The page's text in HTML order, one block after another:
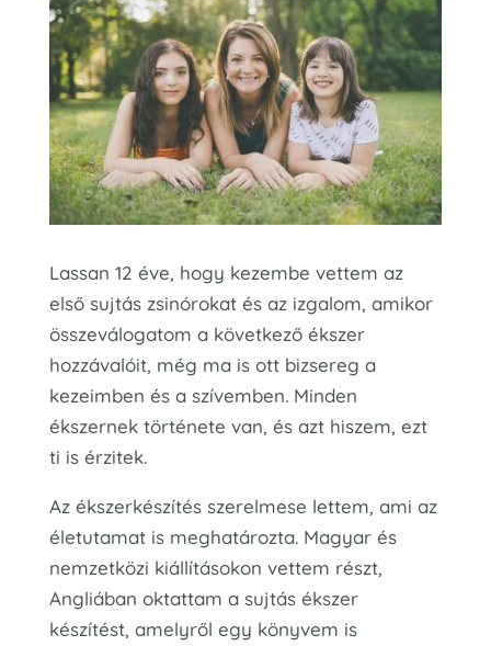
Lassan 12 éve, hogy kezembe vettem az
első sujtás zsinórokat és az izgalom, amikor
összeválogatom a következő ékszer
hozzávalóit, még ma is ott bizsereg a
kezeimben és a szívemben. Minden
ékszernek története van, és azt hiszem, ezt
ti is érzitek.
Az ékszerkészítés szerelmese lettem, ami az
életutamat is meghatározta. Magyar és
nemzetközi kiállításokon vettem részt,
Angliában oktattam a sujtás ékszer
készítést, amelyről egy könyvem is